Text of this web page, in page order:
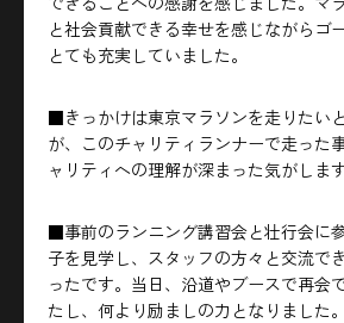
と社会貢献できる幸せを感じながらゴ
とても充実していました。
■きっかけは東京マラソンを走りたい
が、このチャリティランナーで走った
ャリティへの理解が深まった気がします
■事前のランニング講習会と壮行会に
子を見学し、スタッフの方々と交流で
ったです。当日、沿道やブースで再会
たし、何より励ましの力となりました